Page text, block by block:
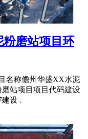
粉磨站项目环
名称儋州华盛XX水泥
站项目项目代码建设
设 .